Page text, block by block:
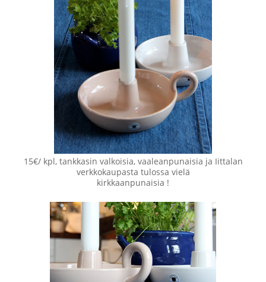
15€/ kpl, tankkasin valkoisia, vaaleanpunaisia ja Iittalan
verkkokaupasta tulossa vielä
kirkkaanpunaisia !